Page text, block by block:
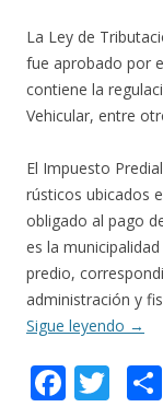
La Ley de
fue aprobado por
contiene la
Vehicular, entre
El Impuesto
rústicos ubicados
obligado al pago
es la
predio,
administración y
Sigue leyendo →
F T